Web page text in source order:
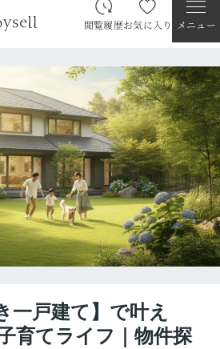
閲覧履歴お気に入り メニュー
一戸建て】で叶え
育てライフ｜物件探